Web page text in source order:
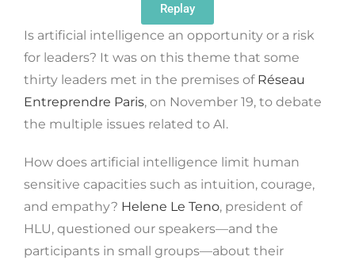
Replay
Is artificial intelligence an opportunity or a risk
for leaders? It was on this theme that some
thirty leaders met in the premises of Réseau
Entreprendre Paris, on November 19, to debate
the multiple issues related to AI.
How does artificial intelligence limit human
sensitive capacities such as intuition, courage,
and empathy? Helene Le Teno, president of
HLU, questioned our speakers—and the
participants in small groups—about their